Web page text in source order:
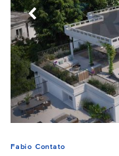
Fabio Contato